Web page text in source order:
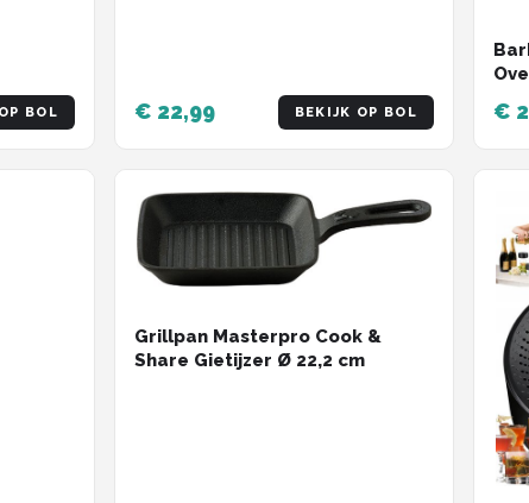
BOL € 22,99 BEKIJK OP BOL €
Grillpan Masterpro Cook &
Share Gietijzer Ø 22,2 cm